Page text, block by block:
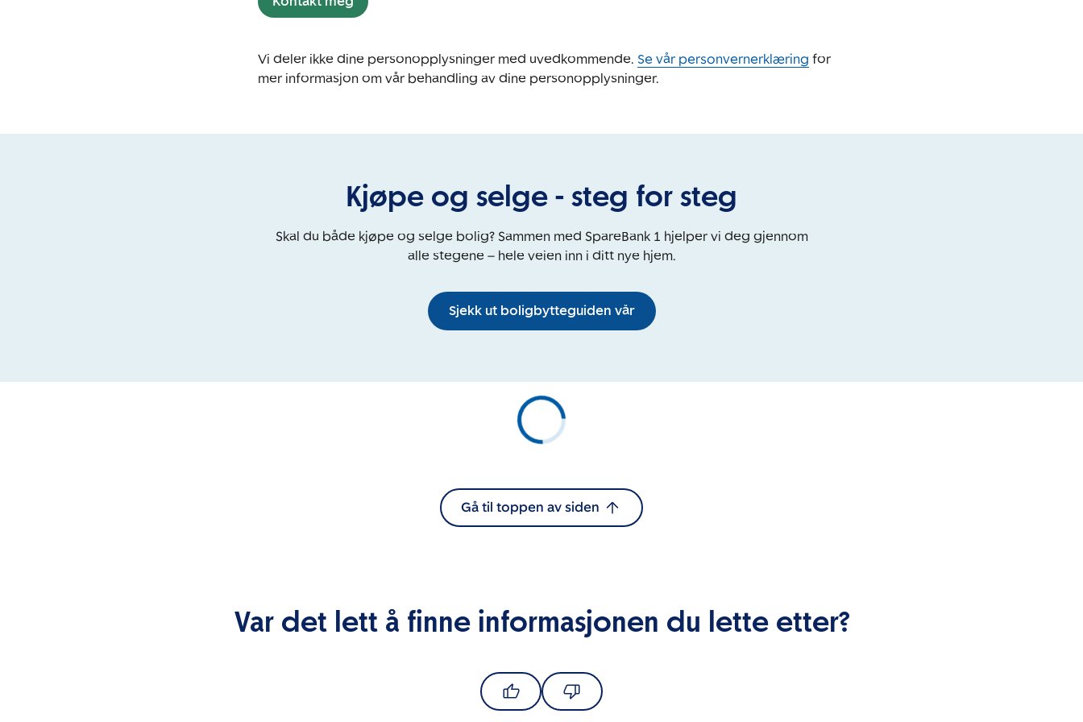
Vi deler ikke dine personopplysninger med uvedkommende. Se vår personvernerklæring for
mer informasjon om vår behandling av dine personopplysninger.
Kjøpe og selge - steg for steg
Skal du både kjøpe og selge bolig? Sammen med SpareBank 1 hjelper vi deg gjennom
alle stegene – hele veien inn i ditt nye hjem.
Sjekk ut boligbytteguiden vår
Gå til toppen av siden
Var det lett å finne informasjonen du lette etter?